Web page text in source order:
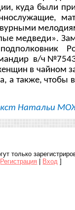
, куда были
медведи».
в/ч
в чайном
а также, чтобы
Натальи
только
Регистрация Вход ]